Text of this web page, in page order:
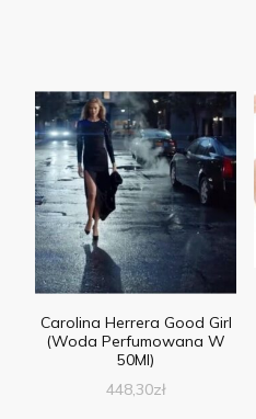
Carolina Herrera Good Girl
(Woda Perfumowana W
50Ml)
448,30zł